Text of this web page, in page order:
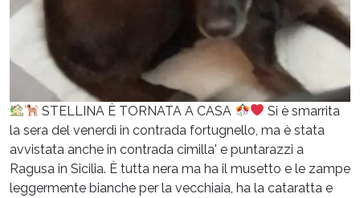
STELLINA È TORNATA A CASA
Si è smarrita
la sera del venerdì in contrada fortugnello, ma è stata
avvistata anche in contrada cimilla' e puntarazzi a
Ragusa in Sicilia. È tutta nera ma ha il musetto e le zampe
leggermente bianche per la vecchiaia, ha la cataratta e